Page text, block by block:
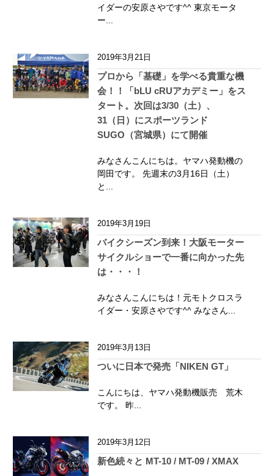
イダーの安原さやです^^ 東京モータ
ー...
2019年3月21日
プロから「基礎」を学べる貴重な機
会！！「bLU cRUアカデミー」をス
タート。次回は3/30（土）、
31（日）にスポーツランド
SUGO（宮城県）にて開催
みなさんこんにちは。ヤマハ発動機の
岡田です。 先週末の3月16日（土）
と...
2019年3月19日
バイクシーズン到来！大阪モーター
サイクルショーで一番に向かった先
は・・・！
みなさんこんにちは！元モトクロスラ
イダー・安原さやです^^ みなさん...
2019年3月13日
ついに日本で発売「NIKEN GT」
こんにちは、ヤマハ発動機販売 荒木
です。 昨...
2019年3月12日
新色続々と MT-10 / MT-09 / XMAX